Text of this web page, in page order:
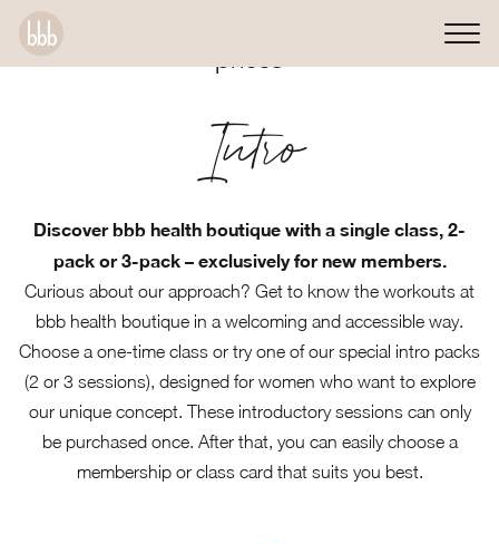
Intro
Discover bbb health boutique with a single class, 2-
pack or 3-pack – exclusively for new members.
Curious about our approach? Get to know the workouts at
bbb health boutique in a welcoming and accessible way.
Choose a one-time class or try one of our special intro packs
(2 or 3 sessions), designed for women who want to explore
our unique concept. These introductory sessions can only
be purchased once. After that, you can easily choose a
membership or class card that suits you best.